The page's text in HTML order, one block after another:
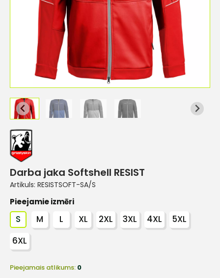
Darba jaka Softshell RESIST
Artikuls: RESISTSOFT-SA/S
Pieejamie izmēri
S M L XL 2XL 3XL 4XL
5XL
6XL
Pieejamais atlikums: 0